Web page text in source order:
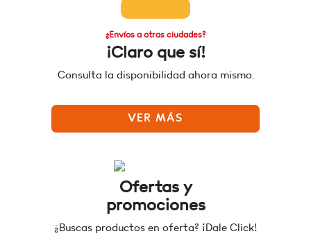
¿Envíos a otras ciudades?
¡Claro que sí!
Consulta la disponibilidad ahora mismo.
VER MÁS
Ofertas y
promociones
¿Buscas productos en oferta? ¡Dale Click!